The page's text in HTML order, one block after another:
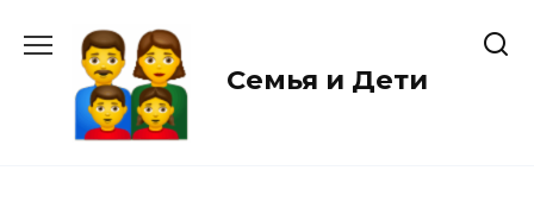
содержанию
Семья и Дети